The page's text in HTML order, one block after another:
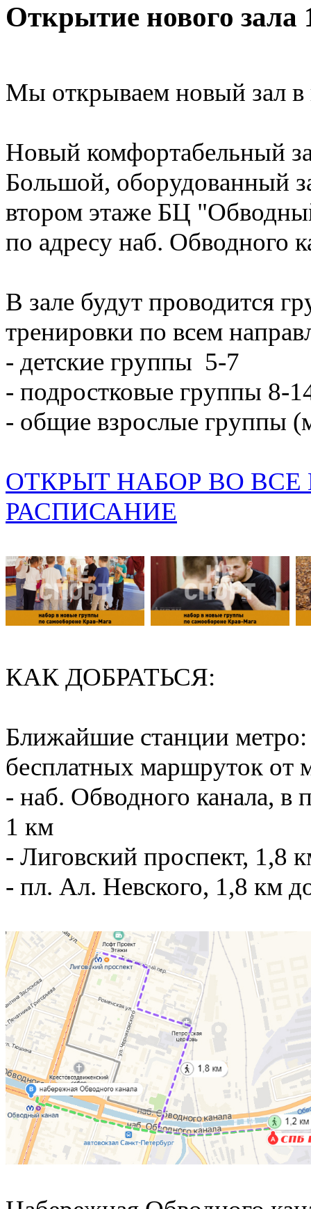
Открытие нового зала
Мы открываем новый зал в
Новый комфортабельный
Большой, оборудованный
втором этаже БЦ
по адресу наб. Обводного
В зале будут проводится
тренировки по всем
- детские группы 5-7
- подростковые группы 8-
- общие взрослые группы
ОТКРЫТ НАБОР ВО
РАСПИСАНИЕ
КАК ДОБРАТЬСЯ:
Ближайшие станции
бесплатных маршруток от
- наб. Обводного канала, в
1 км
- Лиговский проспект, 1,8
- пл. Ал. Невского, 1,8 км